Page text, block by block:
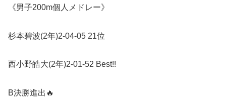
《男子200m個人メドレー》
杉本碧波(2年)2-04-05 21位
西小野皓大(2年)2-01-52 Best!!
B決勝進出 🔥